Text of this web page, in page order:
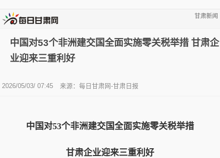
甘肃新闻
中国对53个非洲建交国全面实施零关税举措 甘肃企
业迎来三重利好
2026/05/03/ 07:45 来源：每日甘肃网-甘肃日报
中国对53个非洲建交国全面实施零关税举措
甘肃企业迎来三重利好